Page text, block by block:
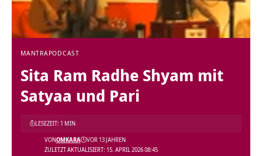
MANTRAPODCAST
Sita Ram Radhe Shyam mit
Satyaa und Pari
ZULETZT AKTUALISIERT: 15. APRIL 2026 08:45
VONOMKARA VOR 13 JAHREN
LESEZEIT: 1 MIN